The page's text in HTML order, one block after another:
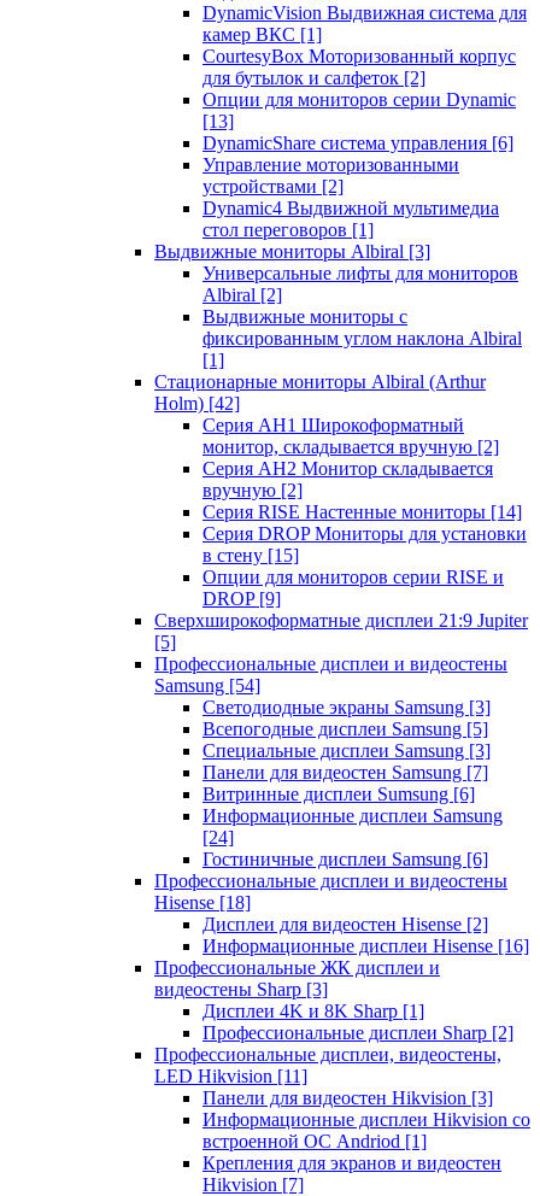
DynamicVision Выдвижная система для
камер ВКС [1]
CourtesyBox Моторизованный корпус
для бутылок и салфеток [2]
Опции для мониторов серии Dynamic
[13]
DynamicShare система управления [6]
Управление моторизованными
устройствами [2]
Dynamic4 Выдвижной мультимедиа
стол переговоров [1]
Выдвижные мониторы Albiral [3]
Универсальные лифты для мониторов
Albiral [2]
Выдвижные мониторы с
фиксированным углом наклона Albiral
[1]
Стационарные мониторы Albiral (Arthur
Holm) [42]
Серия AH1 Широкоформатный
монитор, складывается вручную [2]
Серия AH2 Монитор складывается
вручную [2]
Серия RISE Настенные мониторы [14]
Серия DROP Мониторы для установки
в стену [15]
Опции для мониторов серии RISE и
DROP [9]
Сверхширокоформатные дисплеи 21:9 Jupiter
[5]
Профессиональные дисплеи и видеостены
Samsung [54]
Светодиодные экраны Samsung [3]
Всепогодные дисплеи Samsung [5]
Специальные дисплеи Samsung [3]
Панели для видеостен Samsung [7]
Витринные дисплеи Sumsung [6]
Информационные дисплеи Samsung
[24]
Гостиничные дисплеи Samsung [6]
Профессиональные дисплеи и видеостены
Hisense [18]
Дисплеи для видеостен Hisense [2]
Информационные дисплеи Hisense [16]
Профессиональные ЖК дисплеи и
видеостены Sharp [3]
Дисплеи 4K и 8K Sharp [1]
Профессиональные дисплеи Sharp [2]
Профессиональные дисплеи, видеостены,
LED Hikvision [11]
Панели для видеостен Hikvision [3]
Информационные дисплеи Hikvision со
встроенной ОС Andriod [1]
Крепления для экранов и видеостен
Hikvision [7]